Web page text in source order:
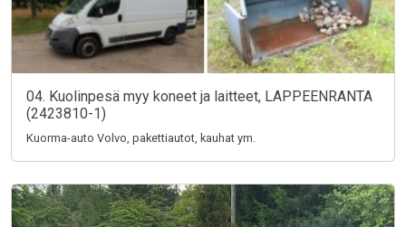
04. Kuolinpesä myy koneet ja laitteet, LAPPEENRANTA
(2423810-1)
Kuorma-auto Volvo, pakettiautot, kauhat ym.